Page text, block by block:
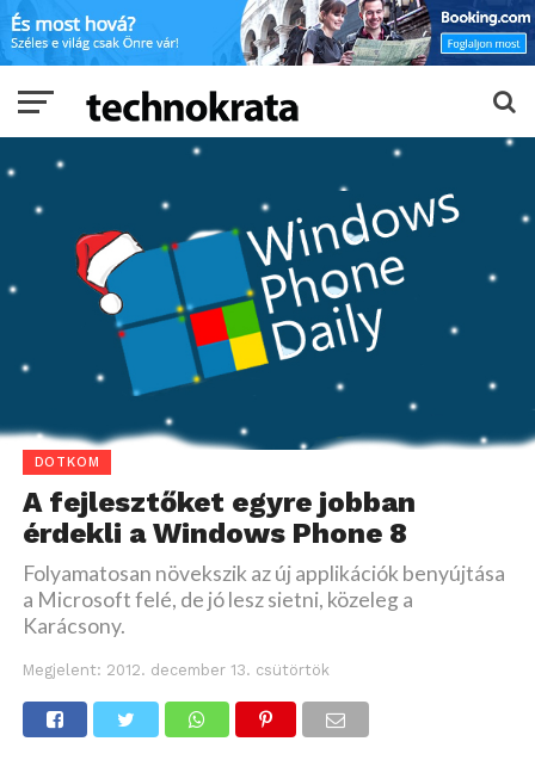
DOTKOM
A fejlesztőket egyre jobban
érdekli a Windows Phone 8
Folyamatosan növekszik az új applikációk benyújtása
a Microsoft felé, de jó lesz sietni, közeleg a
Karácsony.
Megjelent: 2012. december 13. csütörtök